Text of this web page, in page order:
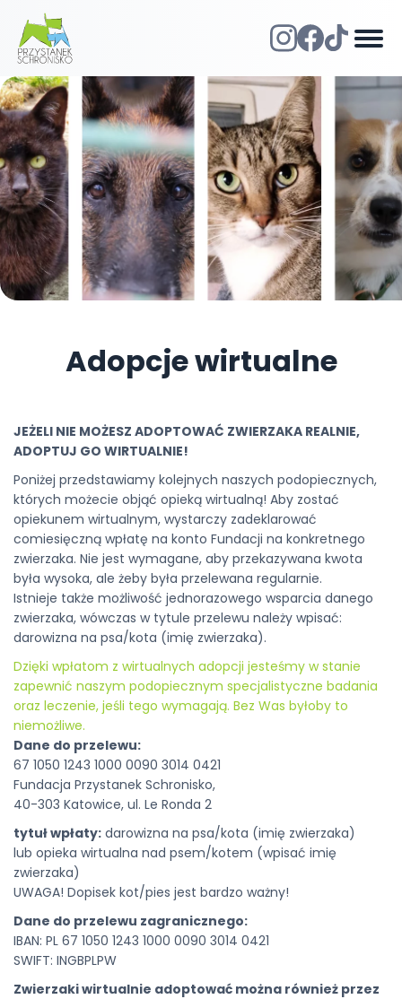
Adopcje wirtualne
JEŻELI NIE MOŻESZ ADOPTOWAĆ ZWIERZAKA REALNIE,
ADOPTUJ GO WIRTUALNIE!
Poniżej przedstawiamy kolejnych naszych podopiecznych,
których możecie objąć opieką wirtualną! Aby zostać
opiekunem wirtualnym, wystarczy zadeklarować
comiesięczną wpłatę na konto Fundacji na konkretnego
zwierzaka. Nie jest wymagane, aby przekazywana kwota
była wysoka, ale żeby była przelewana regularnie.
Istnieje także możliwość jednorazowego wsparcia danego
zwierzaka, wówczas w tytule przelewu należy wpisać:
darowizna na psa/kota (imię zwierzaka).
Dzięki wpłatom z wirtualnych adopcji jesteśmy w stanie
zapewnić naszym podopiecznym specjalistyczne badania
oraz leczenie, jeśli tego wymagają. Bez Was byłoby to
niemożliwe.
Dane do przelewu:
67 1050 1243 1000 0090 3014 0421
Fundacja Przystanek Schronisko,
40-303 Katowice, ul. Le Ronda 2
tytuł wpłaty: darowizna na psa/kota (imię zwierzaka)
lub opieka wirtualna nad psem/kotem (wpisać imię
zwierzaka)
UWAGA! Dopisek kot/pies jest bardzo ważny!
Dane do przelewu zagranicznego:
IBAN: PL 67 1050 1243 1000 0090 3014 0421
SWIFT: INGBPLPW
Zwierzaki wirtualnie adoptować można również przez